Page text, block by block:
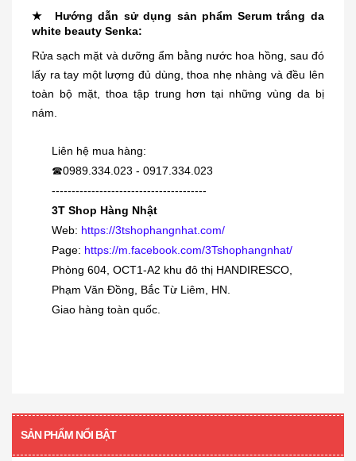
★ Hướng dẫn sử dụng sản phẩm Serum trắng da
white beauty Senka:
Rửa sạch mặt và dưỡng ẩm bằng nước hoa hồng, sau đó
lấy ra tay một lượng đủ dùng, thoa nhẹ nhàng và đều lên
toàn bộ mặt, thoa tập trung hơn tại những vùng da bị
nám.
Liên hệ mua hàng:
☎0989.334.023 - 0917.334.023
---------------------------------------
3T Shop Hàng Nhật
Web: https://3tshophangnhat.com/
Page: https://m.facebook.com/3Tshophangnhat/
Phòng 604, OCT1-A2 khu đô thị HANDIRESCO,
Phạm Văn Đồng, Bắc Từ Liêm, HN.
Giao hàng toàn quốc.
SẢN PHẨM NỔI BẬT
Dung dịch trị mụn cóc, mắt cá,
380.000₫
Siro viêm - sổ mũi Muhi 120ml
Tảo xoắn Spirulina Nhật Bản hộp